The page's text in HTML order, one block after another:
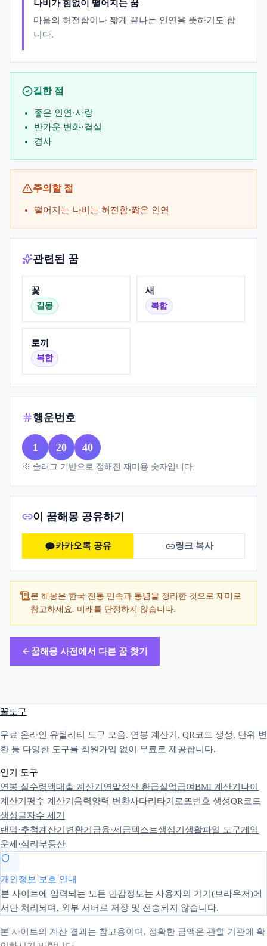
나비가 힘없이 떨어지는 꿈
마음의 허전함이나 짧게 끝나는 인연을 뜻하기도 합
니다.
길한 점
좋은 인연·사랑
반가운 변화·결실
경사
주의할 점
떨어지는 나비는 허전함·짧은 인연
관련된 꿈
꽃
길몽
새
복합
토끼
복합
행운번호
1 20 40
※ 슬러그 기반으로 정해진 재미용 숫자입니다.
이 꿈해몽 공유하기
카카오톡 공유 링크 복사
본 해몽은 한국 전통 민속과 통념을 정리한 것으로 재미로
참고하세요. 미래를 단정하지 않습니다.
꿈해몽 사전에서 다른 꿈 찾기
꿀도구
무료 온라인 유틸리티 도구 모음. 연봉 계산기, QR코드 생성, 단위 변
환 등 다양한 도구를 회원가입 없이 무료로 제공합니다.
인기 도구
연봉 실수령액대출 계산기 연말정산 환급실업급여BMI 계산기 나이
계산기 평수 계산기 음력양력 변환사다리타기 로또번호 생성QR코드
생성글자수 세기
랜덤·추첨계산기 변환기 금융·세금텍스트생성기 생활파일 도구게임
운세·심리 부동산
개인정보 보호 안내
본 사이트에 입력되는 모든 민감정보는 사용자의 기기(브라우저)에
서만 처리되며, 외부 서버로 저장 및 전송되지 않습니다.
본 사이트의 계산 결과는 참고용이며, 정확한 금액은 관할 기관에 확